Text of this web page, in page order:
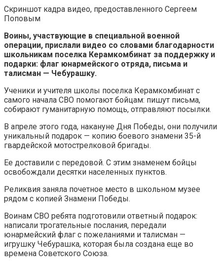
Скриншот кадра видео, предоставленного Сергеем
Поповым
Воины, участвующие в специальной военной
операции, прислали видео со словами благодарности
школьникам поселка Керамкомбинат за поддержку и
подарки: флаг юнармейского отряда, письма и
талисман — Чебурашку.
Ученики и учителя школы поселка Керамкомбинат с
самого начала СВО помогают бойцам: пишут письма,
собирают гуманитарную помощь, отправляют посылки.
В апреле этого года, накануне Дня Победы, они получили
уникальный подарок — копию боевого знамени 35-й
гвардейской мотострелковой бригады.
Ее доставили с передовой. С этим знаменем бойцы
освобождали десятки населенных пунктов.
Реликвия заняла почетное место в школьном музее
рядом с копией Знамени Победы.
Воинам СВО ребята подготовили ответный подарок:
написали трогательные послания, передали
юнармейский флаг с пожеланиями и талисман —
игрушку Чебурашка, которая была создана еще во
времена Советского Союза.